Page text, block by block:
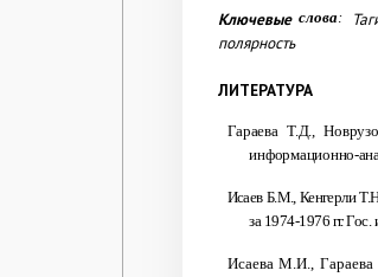
Ключевыеслова:
полярность
ЛИТЕРАТУРА
Гараева Т.Д.,
информационно-
Исаев Б.М., Кенгерли
за 1974-1976 гг.
Исаева М.И.,